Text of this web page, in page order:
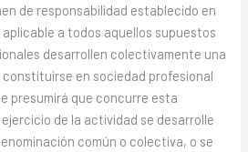
de responsabilidad establecido en
aplicable a todos aquellos supuestos
desarrollen colectivamente una
en sociedad profesional
presumirá que concurre esta
de la actividad se desarrolle
común o colectiva, o se